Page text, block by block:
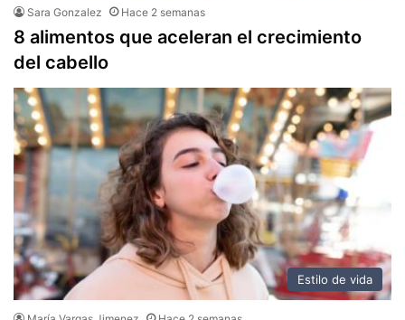
Sara Gonzalez Hace 2 semanas
8 alimentos que aceleran el crecimiento
del cabello
Estilo de vida